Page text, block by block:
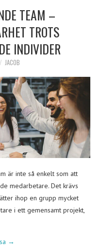
TEAM –
TROTS
INDIVIDER
JACOB
är inte så enkelt som att
medarbetare. Det krävs
ihop en grupp mycket
i ett gemensamt projekt,
→